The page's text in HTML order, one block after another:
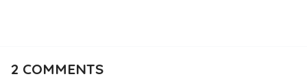
2 COMMENTS